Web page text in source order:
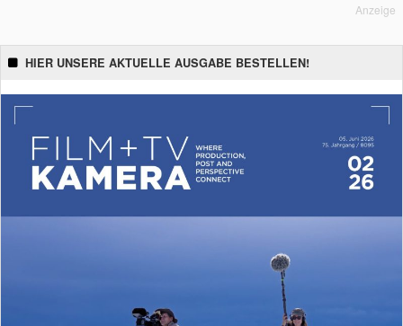
Anzeige
HIER UNSERE AKTUELLE AUSGABE BESTELLEN!